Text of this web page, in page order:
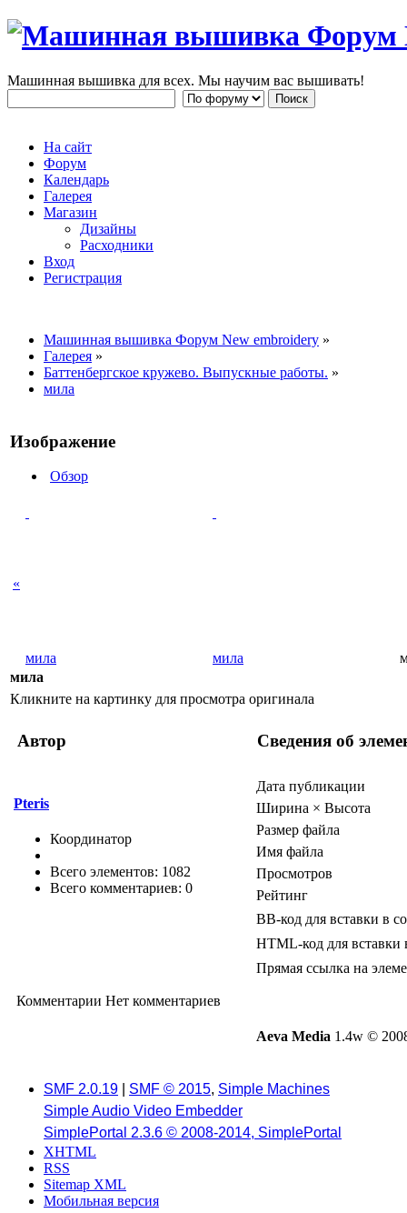
Машинная вышивка для всех. Мы научим вас вышивать!
На сайт
Форум
Календарь
Галерея
Магазин
Дизайны
Расходники
Вход
Регистрация
Машинная вышивка Форум New embroidery »
Галерея »
Баттенбергс­кое кружево. Выпускные работы. »
мила
Изображение
Обзор
«
мила мила
мила
Кликните на картинку для просмотра оригинала
Автор Сведения об
Pteris
Координатор
Всего элементов: 1082
Всего комментариев: 0
Дата публикации
Ширина × Высота
Размер файла
Имя файла
Просмотров
Рейтинг
BB-код для вставки в
HTML-код для вставки
Прямая ссылка на
Комментарии Нет комментариев
Aeva Media 1.4w ©
SMF 2.0.19 SMF © 2015, Simple Machines
Simple Audio Video Embedder
SimplePortal 2.3.6 © 2008-2014, SimplePortal
XHTML
RSS
Sitemap XML
Мобильная версия